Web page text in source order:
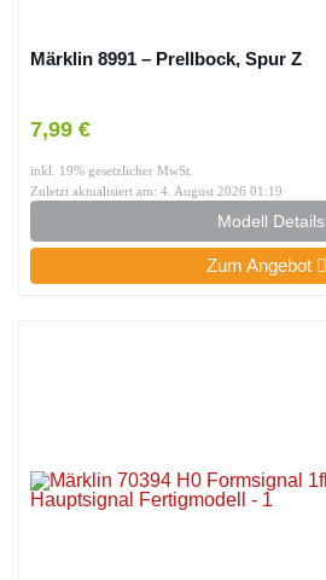
Märklin 8991 – Prellbock, Spur Z
7,99 €
inkl. 19% gesetzlicher MwSt.
Zuletzt aktualisiert am: 4. August 2026 01:19
Modell Details
Zum Angebot